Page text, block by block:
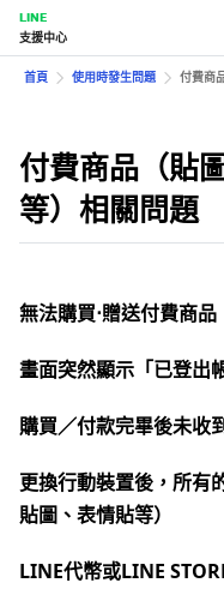
LINE
支援中心
首頁 使用時發生問題 付費商
付費商品（貼
等）相關問題
無法購買⋅贈送付費商品
畫面突然顯示「已登出
購買／付款完畢後未收
更換行動裝置後，所有
貼圖、表情貼等）
LINE代幣或LINE